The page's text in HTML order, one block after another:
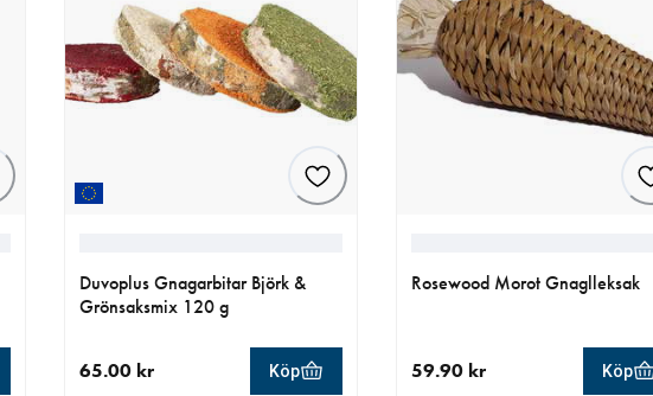
Duvoplus Gnagarbitar Björk &
Grönsaksmix 120 g
65.00 kr Köp
Rosewood Morot Gnaglleksak
59.90 kr Köp